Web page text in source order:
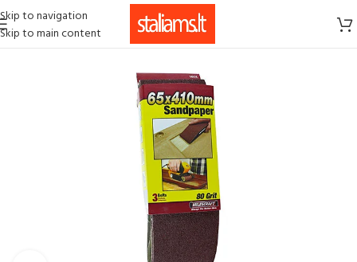
Skip to navigation
Skip to main content